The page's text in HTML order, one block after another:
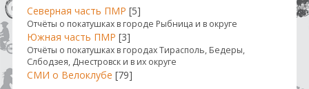
Северная часть ПМР [5]
Отчёты о покатушках в городе Рыбница и в округе
Южная часть ПМР [3]
Отчёты о покатушках в городах Тирасполь, Бедеры,
Слбодзея, Днестровск и в их округе
СМИ о Велоклубе [79]